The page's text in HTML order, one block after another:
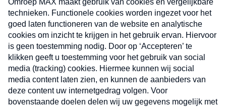
Lees ook